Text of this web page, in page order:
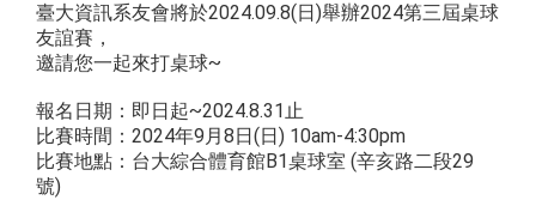
臺大資訊系友會將於2024.09.8(日)舉辦2024第三屆桌球
友誼賽，
邀請您一起來打桌球~
報名日期：即日起~2024.8.31止
比賽時間：2024年9月8日(日) 10am-4:30pm
比賽地點：台大綜合體育館B1桌球室 (辛亥路二段29
號)